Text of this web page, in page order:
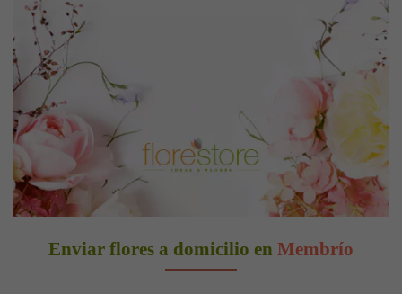
Enviar flores a domicilio en Membrío